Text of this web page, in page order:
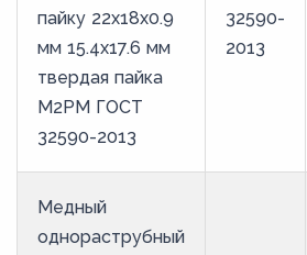
пайку 22х18х0.9
мм 15.4х17.6 мм
твердая пайка
М2РМ ГОСТ
32590-2013
32590-
2013
Медный
однораструбный